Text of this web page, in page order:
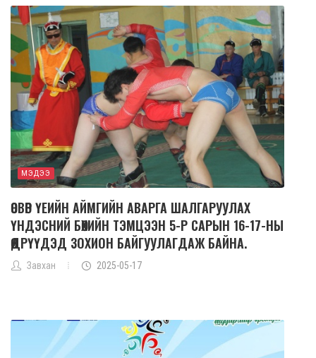
МЭДЭЭ
ӨСВӨР ҮЕИЙН АЙМГИЙН АВАРГА ШАЛГАРУУЛАХ
ҮНДЭСНИЙ БӨХИЙН ТЭМЦЭЭН 5-Р САРЫН 16-17-НЫ
ӨДРҮҮДЭД ЗОХИОН БАЙГУУЛАГДАЖ БАЙНА.
Завхан 2025-05-17